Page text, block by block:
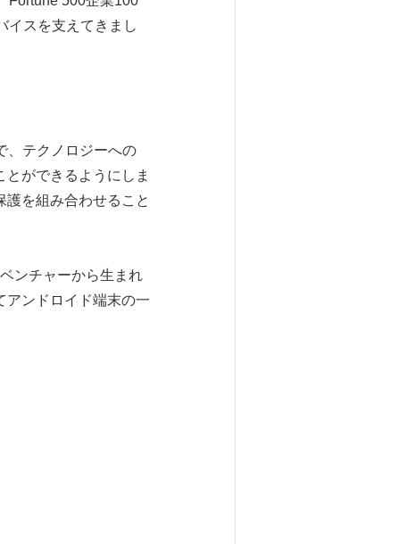
イスを支えてきまし
、テクノロジーへの
ができるようにしま
を組み合わせること
ンチャーから生まれ
アンドロイド端末の一